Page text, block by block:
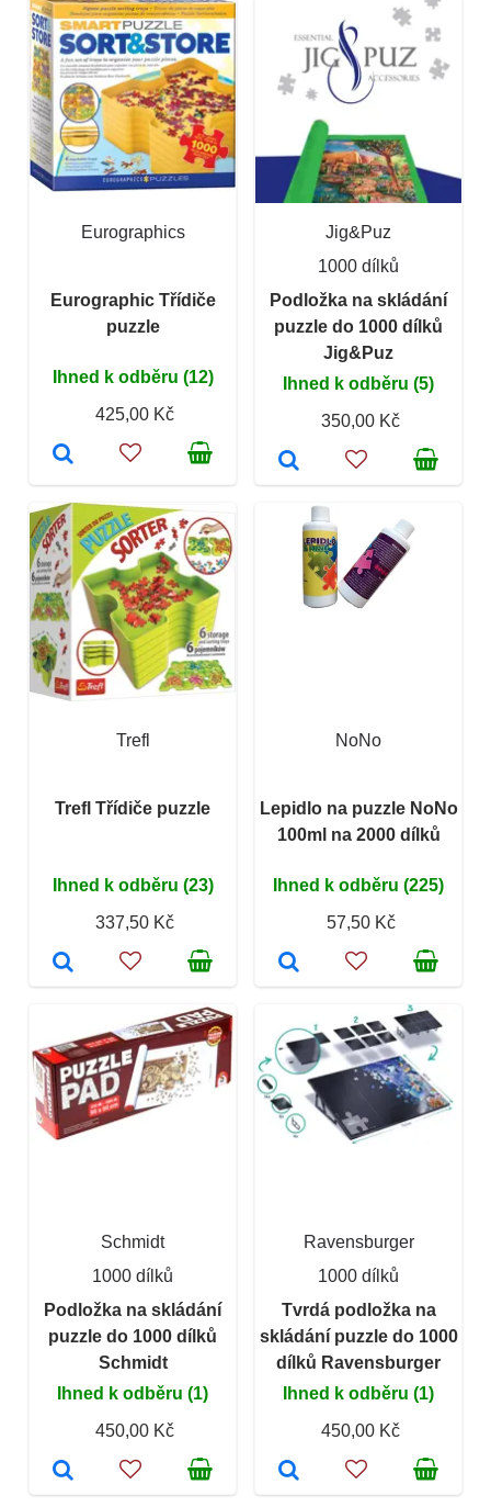
Eurographics
Eurographic Třídiče
puzzle
Ihned k odběru (12)
425,00 Kč
Jig&Puz
1000 dílků
Podložka na skládání
puzzle do 1000 dílků
Jig&Puz
Ihned k odběru (5)
350,00 Kč
Trefl
Trefl Třídiče puzzle
Ihned k odběru (23)
337,50 Kč
NoNo
Lepidlo na puzzle NoNo
100ml na 2000 dílků
Ihned k odběru (225)
57,50 Kč
Schmidt
1000 dílků
Podložka na skládání
puzzle do 1000 dílků
Schmidt
Ihned k odběru (1)
450,00 Kč
Ravensburger
1000 dílků
Tvrdá podložka na
skládání puzzle do 1000
dílků Ravensburger
Ihned k odběru (1)
450,00 Kč